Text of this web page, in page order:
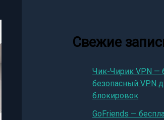
Свежие
Чик-Чирик VPN —
безопасный VPN
блокировок
GoFriends —